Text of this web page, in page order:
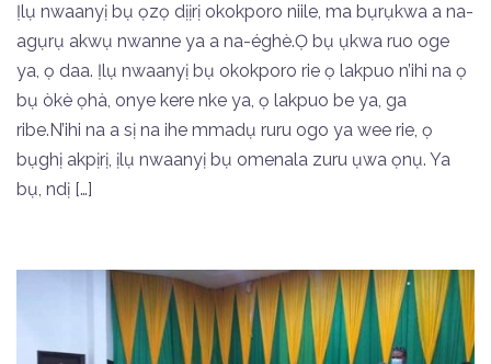
Ịlụ nwaanyị bụ ọzọ dịịrị okokporo niile, ma bụrụkwa a na-
agụrụ akwụ nwanne ya a na-éghè.Ọ bụ ụkwa ruo oge
ya, ọ daa. Ịlụ nwaanyị bụ okokporo rie ọ lakpuo n’ihi na ọ
bụ òkè ọhà, onye kere nke ya, ọ lakpuo be ya, ga
ribe.N’ihi na a sị na ihe mmadụ ruru ogo ya wee rie, ọ
bụghị akpịrị, ịlụ nwaanyị bụ omenala zuru ụwa ọnụ. Ya
bụ, ndị […]